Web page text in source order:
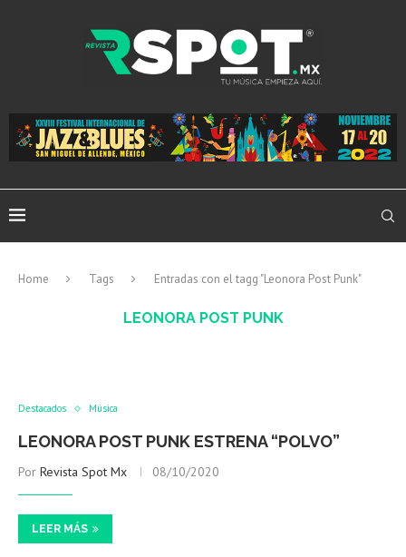
Home Tags Entradas con el tagg "Leonora Post Punk"
LEONORA POST PUNK
Destacados Música
LEONORA POST PUNK ESTRENA “POLVO”
Por Revista Spot Mx 08/10/2020
LEER MÁS